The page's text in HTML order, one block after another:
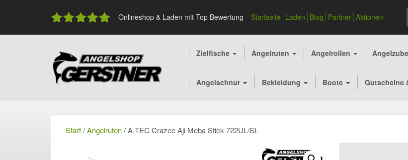
Onlineshop & Laden mit Top Bewertung Startseite Laden Blog Partner Aktionen
Zielfische Angelruten Angelrollen
Angelschnur Bekleidung Boote Gutscheine
Start/Angelruten/ A-TEC Crazee Aji Meba Stick 722UL/SL